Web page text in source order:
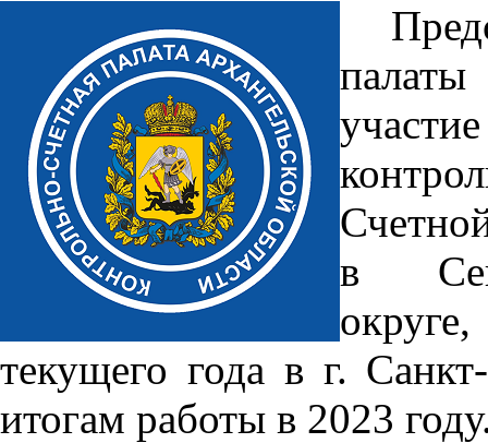
в
текущего года в г.
итогам работы в 2023